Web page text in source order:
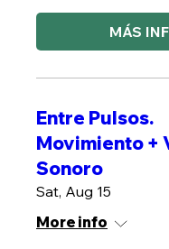
MÁS
Entre Pulsos.
Movimiento +
Sonoro
Sat, Aug 15
More info